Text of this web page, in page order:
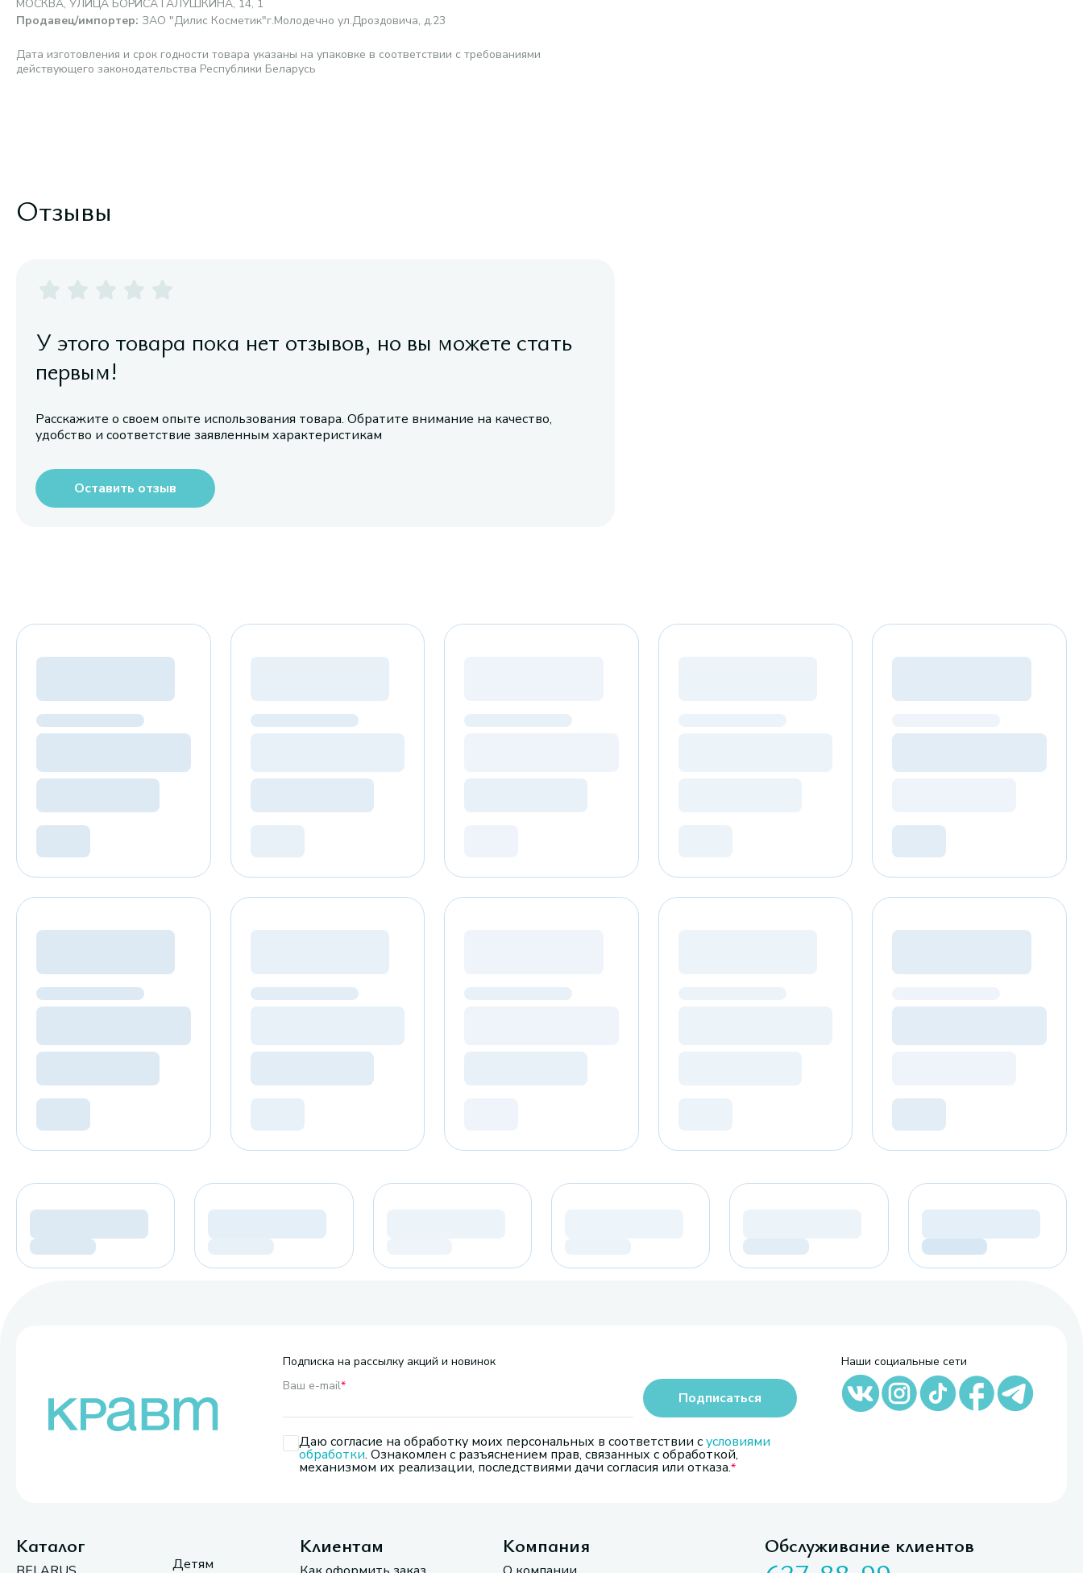
МОСКВА, УЛИЦА БОРИСА ГАЛУШКИНА, 14, 1
Продавец/импортер: ЗАО "Дилис Косметик"г.Молодечно ул.Дроздовича, д.23
Дата изготовления и срок годности товара указаны на упаковке в соответствии с требованиями
действующего законодательства Республики Беларусь
Отзывы
У этого товара пока нет отзывов, но вы можете стать
первым!
Расскажите о своем опыте использования товара. Обратите внимание на качество,
удобство и соответствие заявленным характеристикам
Оставить отзыв
Подписка на рассылку акций и новинок
Ваш e-mail*
Даю согласие на обработку моих персональных в соответствии сусловиями
обработки. Ознакомлен с разъяснением прав, связанных с обработкой,
механизмом их реализации, последствиями дачи согласия или отказа.
Подписаться
Наши социальные сети
Каталог
Детям
Клиентам Компания Обслуживание клиентов